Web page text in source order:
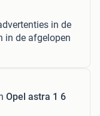
in de
in de afgelopen
Opel astra 1 6